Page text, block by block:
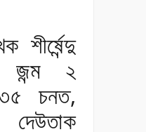
শীৰ্ষেন্দু
জন্ম ২
চনত,
দেউতাক